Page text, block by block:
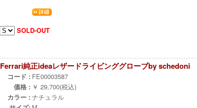
SOLD-OUT
Ferrari純正ideaレザードライビンググローブby schedoni
コード : FE00003587
価格 : ￥ 29,700(税込)
カラー : ナチュラル